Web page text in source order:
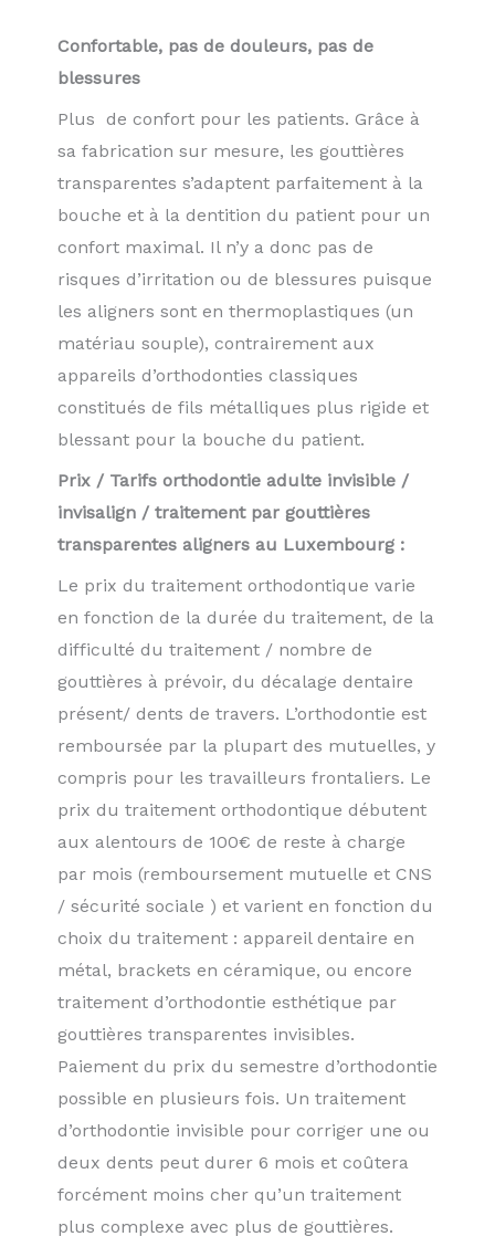
Confortable, pas de douleurs, pas de
blessures
Plus de confort pour les patients. Grâce à
sa fabrication sur mesure, les gouttières
transparentes s’adaptent parfaitement à la
bouche et à la dentition du patient pour un
confort maximal. Il n’y a donc pas de
risques d’irritation ou de blessures puisque
les aligners sont en thermoplastiques (un
matériau souple), contrairement aux
appareils d’orthodonties classiques
constitués de fils métalliques plus rigide et
blessant pour la bouche du patient.
Prix / Tarifs orthodontie adulte invisible /
invisalign / traitement par gouttières
transparentes aligners au Luxembourg :
Le prix du traitement orthodontique varie
en fonction de la durée du traitement, de la
difficulté du traitement / nombre de
gouttières à prévoir, du décalage dentaire
présent/ dents de travers. L’orthodontie est
remboursée par la plupart des mutuelles, y
compris pour les travailleurs frontaliers. Le
prix du traitement orthodontique débutent
aux alentours de 100€ de reste à charge
par mois (remboursement mutuelle et CNS
/ sécurité sociale ) et varient en fonction du
choix du traitement : appareil dentaire en
métal, brackets en céramique, ou encore
traitement d’orthodontie esthétique par
gouttières transparentes invisibles.
Paiement du prix du semestre d’orthodontie
possible en plusieurs fois. Un traitement
d’orthodontie invisible pour corriger une ou
deux dents peut durer 6 mois et coûtera
forcément moins cher qu’un traitement
plus complexe avec plus de gouttières.